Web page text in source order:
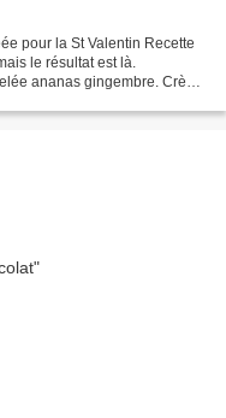
pour la St Valentin Recette
le résultat est là.
ananas gingembre. Crème